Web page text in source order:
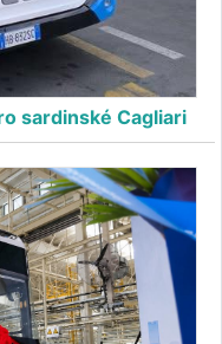
sardinské Cagliari